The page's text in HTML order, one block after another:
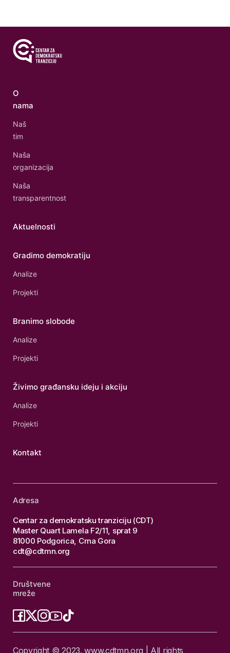
O
nama
Naš
tim
Naša
organizacija
Naša
transparentnost
Aktuelnosti
Gradimo demokratiju
Analize
Projekti
Branimo slobode
Analize
Projekti
Živimo građansku ideju i akciju
Analize
Projekti
Kontakt
Adresa
Centar za demokratsku tranziciju (CDT)
Master Quart Lamela F2/11, sprat 9
81000 Podgorica, Crna Gora
cdt@cdtmn.org
Društvene
mreže
Copyright © 2023. www.cdtmn.org | All rights